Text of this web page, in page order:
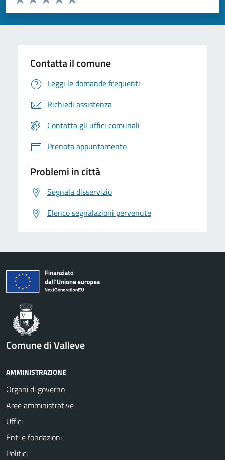
Valuta 5 stelle su 5
Valuta 4 stelle su 5
Valuta 3 stelle su 5
Valuta 2 stelle su 5
Valuta 1 stelle su 5
Contatta il comune
Leggi le domande frequenti
Richiedi assistenza
Contatta gli uffici comunali
Prenota appuntamento
Problemi in città
Segnala disservizio
Elenco segnalazioni pervenute
Comune di Valleve
AMMINISTRAZIONE
Organi di governo
Aree amministrative
Uffici
Enti e fondazioni
Politici